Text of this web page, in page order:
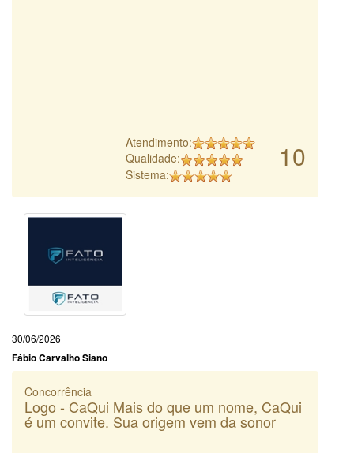
10
Atendimento:
Qualidade:
Sistema:
30/06/2026
Fábio Carvalho Siano
Concorrência
Logo - CaQui Mais do que um nome, CaQui
é um convite. Sua origem vem da sonor